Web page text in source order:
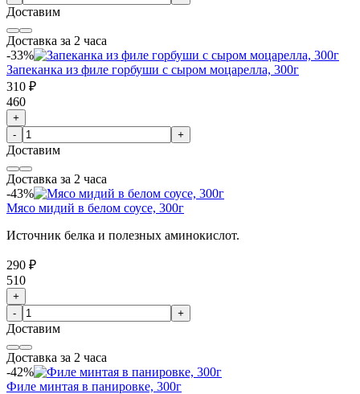
Доставим
Доставка за 2 часа
-33%
Запеканка из филе горбуши с сыром моцарелла, 300г
310 ₽
460
+
-
+
Доставим
Доставка за 2 часа
-43%
Мясо мидий в белом соусе, 300г
Источник белка и полезных аминокислот.
290 ₽
510
+
-
+
Доставим
Доставка за 2 часа
-42%
Филе минтая в панировке, 300г